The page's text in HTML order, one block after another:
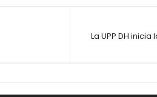
La UPP DH